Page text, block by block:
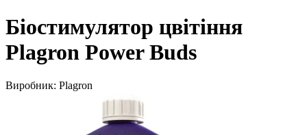
Біостимулятор цвітіння
Plagron Power Buds
Виробник: Plagron